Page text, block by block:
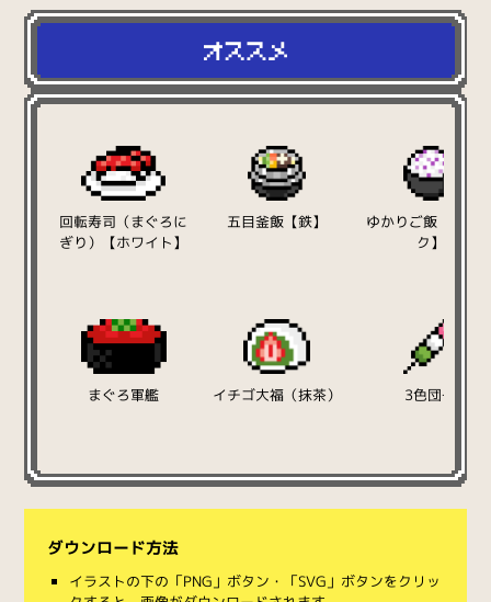
回転寿司（まぐろに
ぎり）【ホワイト】
五目釜飯【鉄】
ゆかりご飯【ブラ
ク】
まぐろ軍艦 イチゴ大福（抹茶） 3色団子
ダウンロード方法
イラストの下の「PNG」ボタン・「SVG」ボタンをクリッ